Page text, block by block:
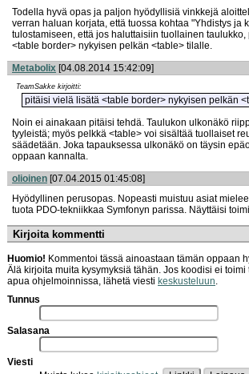
Todella hyvä opas ja paljon hyödyllisiä vinkkejä
verran haluan korjata, että tuossa kohtaa "Yhdistys ja
tulostamiseen, että jos haluttaisiin tuollainen taulukko,
<table border> nykyisen pelkän <table> tilalle.
Metabolix [04.08.2014 15:42:09]
TeamSakke kirjoitti:
pitäisi vielä lisätä <table border> nykyisen pelkän
Noin ei ainakaan pitäisi tehdä. Taulukon ulkonäkö
tyyleistä; myös pelkkä <table> voi sisältää tuollaiset
säädetään. Joka tapauksessa ulkonäkö on täysin
oppaan kannalta.
olioinen [07.04.2015 01:45:08]
Hyödyllinen perusopas. Nopeasti muistuu asiat
tuota PDO-tekniikkaa Symfonyn parissa. Näyttäisi
Kirjoita kommentti
Huomio! Kommentoi tässä ainoastaan tämän oppaan
Älä kirjoita muita kysymyksiä tähän. Jos koodisi ei toimi
apua ohjelmoinnissa, lähetä viesti keskusteluun.
Tunnus
Salasana
Viesti